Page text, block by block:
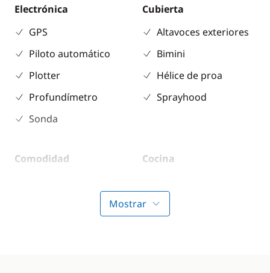
Electrónica
GPS
Piloto automático
Plotter
Profundímetro
Sonda
Cubierta
Altavoces exteriores
Bimini
Hélice de proa
Sprayhood
Comodidad
Cocina
Estufa horno de gas
Mostrar